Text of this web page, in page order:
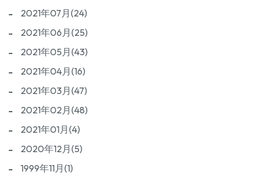
2021年07月(24)
2021年06月(25)
2021年05月(43)
2021年04月(16)
2021年03月(47)
2021年02月(48)
2021年01月(4)
2020年12月(5)
1999年11月(1)